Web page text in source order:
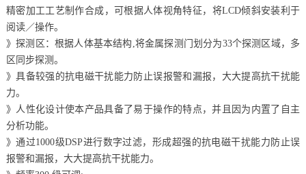
精密加工工艺制作合成，可根据人体视角特征，将LCD倾斜安装利于
阅读／操作。
》探测区：根据人体基本结构,将金属探测门划分为33个探测区域，多
区同步探测。
》具备较强的抗电磁干扰能力防止误报警和漏报，大大提高抗干扰能
力。
》人性化设计使本产品具备了易于操作的特点，并且因为内置了自主
分析功能。
》通过1000级DSP进行数字过滤，形成超强的抗电磁干扰能力防止误
报警和漏报，大大提高抗干扰能力。